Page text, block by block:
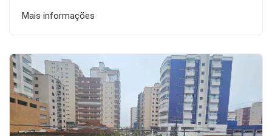
Mais informações